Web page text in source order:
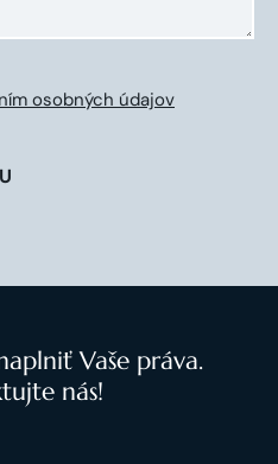
osobných údajov
Vaše práva.
nás!